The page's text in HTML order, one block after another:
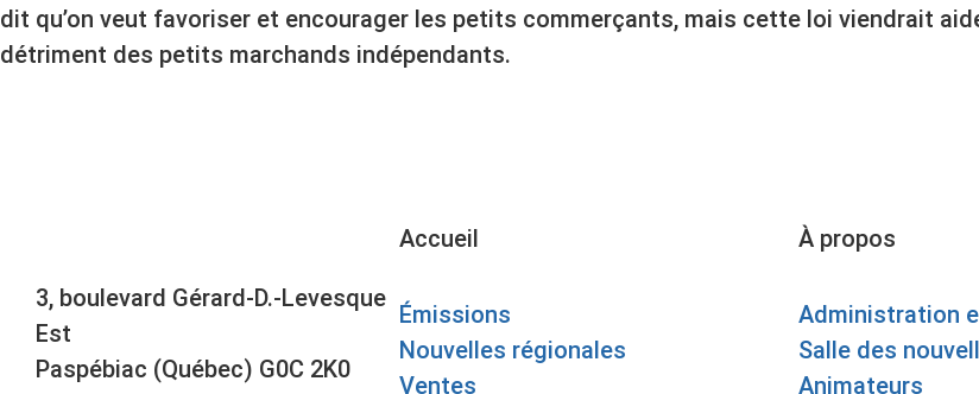
dit qu’on veut favoriser et encourager les petits commerçants, mais cette loi viendrait
détriment des petits marchands indépendants.
3, boulevard Gérard-D.-Levesque
Est
Paspébiac (Québec) G0C 2K0
Accueil
Émissions
Nouvelles régionales
Ventes
À propos
Administration
Salle des
Animateurs